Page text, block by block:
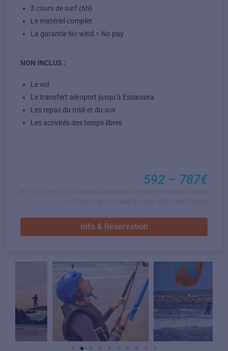
3 cours de surf (6h)
Le matériel complet
La garantie No wind = No pay
NON INCLUS :
Le vol
Le transfert aéroport jusqu’à Essaouira
Les repas du midi et du soir
Les activités des temps libres
592 – 787€
Info & Réservation